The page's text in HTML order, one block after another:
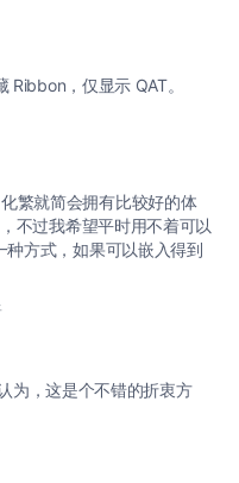
Ribbon，仅显示 QAT。
繁就简会拥有比较好的体
不过我希望平时用不着可以
方式，如果可以嵌入得到
为，这是个不错的折衷方